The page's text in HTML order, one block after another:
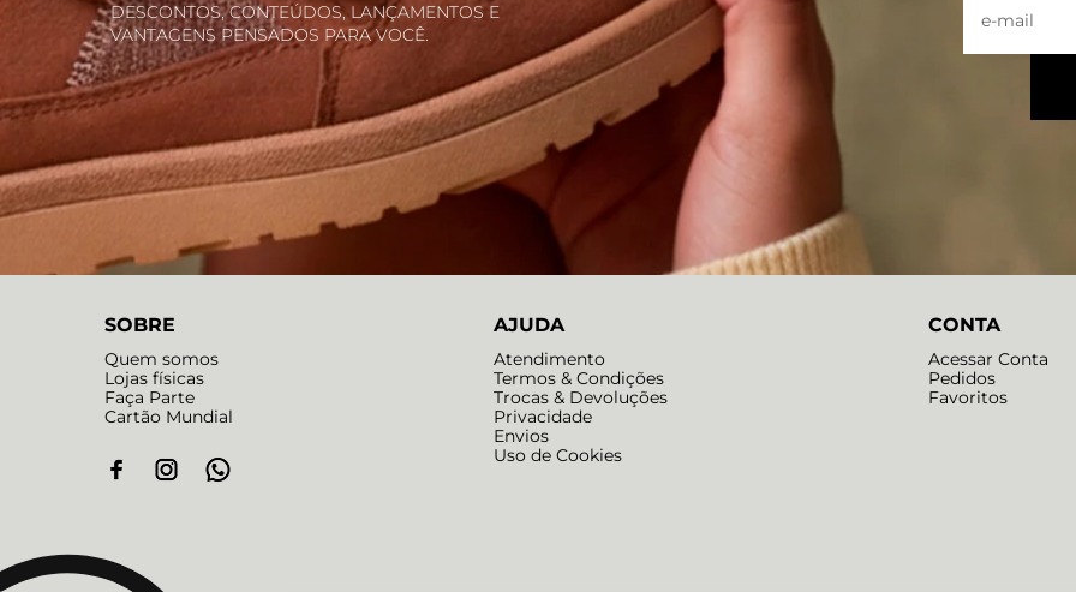
DESCONTOS, CONTEÚDOS, LANÇAMENTOS E
VANTAGENS PENSADOS PARA VOCÊ.
SOBRE
Quem somos
Lojas físicas
Faça Parte
Cartão Mundial
AJUDA
Atendimento
Termos & Condições
Trocas & Devoluções
Privacidade
Envios
Uso de Cookies
CONTA
Acessar Conta
Pedidos
Favoritos